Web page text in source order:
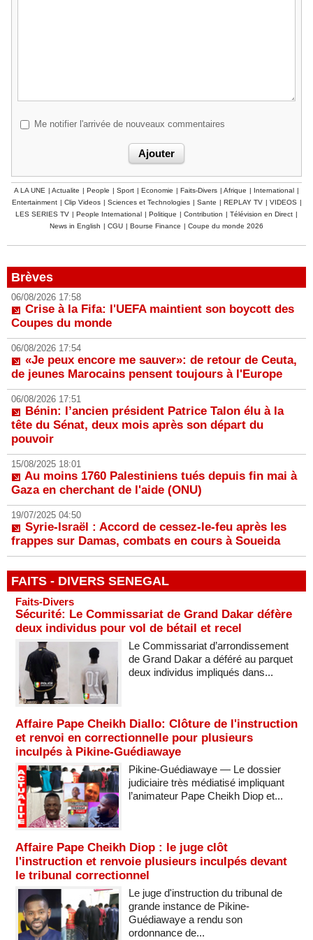
Me notifier l'arrivée de nouveaux commentaires
A LA UNE | Actualite | People | Sport | Economie | Faits-Divers | Afrique | International |
Entertainment | Clip Videos | Sciences et Technologies | Sante | REPLAY TV | VIDEOS |
LES SERIES TV | People International | Politique | Contribution | Télévision en Direct |
News in English | CGU | Bourse Finance | Coupe du monde 2026
Brèves
06/08/2026 17:58
Crise à la Fifa: l'UEFA maintient son boycott des
Coupes du monde
06/08/2026 17:54
«Je peux encore me sauver»: de retour de Ceuta,
de jeunes Marocains pensent toujours à l'Europe
06/08/2026 17:51
Bénin: l’ancien président Patrice Talon élu à la
tête du Sénat, deux mois après son départ du
pouvoir
15/08/2025 18:01
Au moins 1760 Palestiniens tués depuis fin mai à
Gaza en cherchant de l'aide (ONU)
19/07/2025 04:50
Syrie-Israël : Accord de cessez-le-feu après les
frappes sur Damas, combats en cours à Soueida
FAITS - DIVERS SENEGAL
Faits-Divers
Sécurité: Le Commissariat de Grand Dakar défère
deux individus pour vol de bétail et recel
Le Commissariat d’arrondissement
de Grand Dakar a déféré au parquet
deux individus impliqués dans...
Affaire Pape Cheikh Diallo: Clôture de l'instruction
et renvoi en correctionnelle pour plusieurs
inculpés à Pikine-Guédiawaye
Pikine-Guédiawaye — Le dossier
judiciaire très médiatisé impliquant
l’animateur Pape Cheikh Diop et...
Affaire Pape Cheikh Diop : le juge clôt
l'instruction et renvoie plusieurs inculpés devant
le tribunal correctionnel
Le juge d'instruction du tribunal de
grande instance de Pikine-
Guédiawaye a rendu son
ordonnance de...